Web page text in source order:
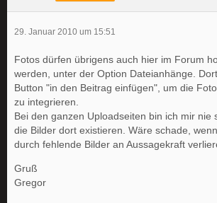
29. Januar 2010 um 15:51
Fotos dürfen übrigens auch hier im Forum
werden, unter der Option Dateianhänge.
Button "in den Beitrag einfügen", um die
zu integrieren.
Bei den ganzen Uploadseiten bin ich mir nie
die Bilder dort existieren. Wäre schade,
durch fehlende Bilder an Aussagekraft
Gruß
Gregor